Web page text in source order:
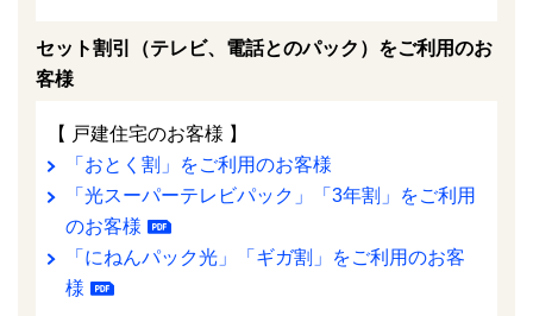
セット割引（テレビ、電話とのパック）をご利用のお
客様
【 戸建住宅のお客様 】
「おとく割」をご利用のお客様
「光スーパーテレビパック」「3年割」をご利用
のお客様
「にねんパック光」「ギガ割」をご利用のお客
様